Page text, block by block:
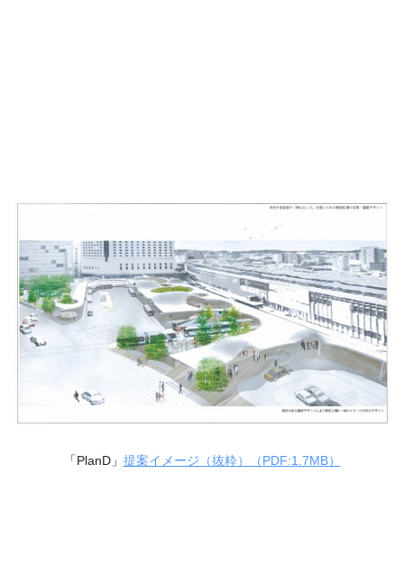
「PlanD」 提案イメージ（抜粋）（PDF:1.7MB）